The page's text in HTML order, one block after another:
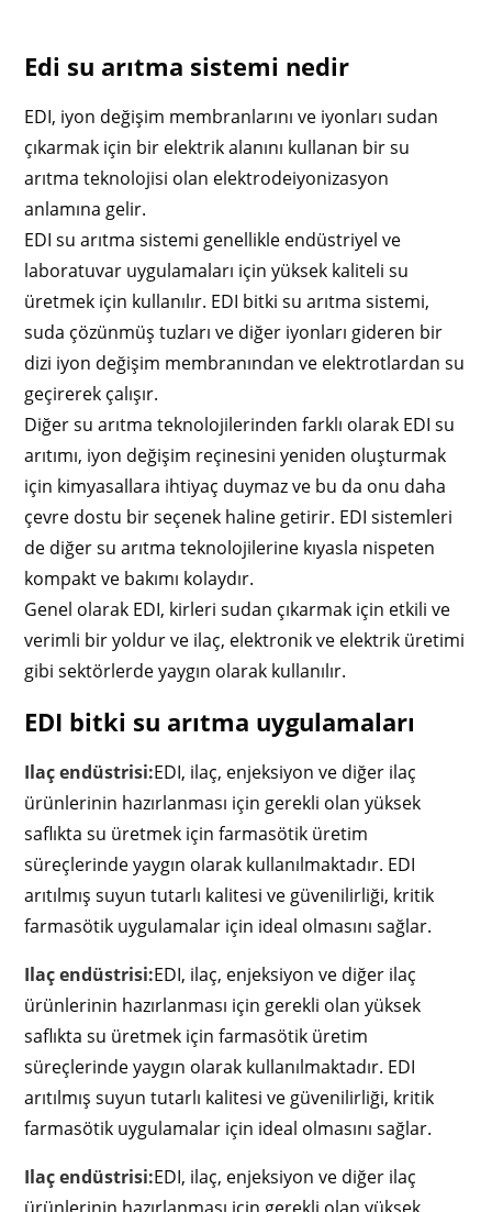
Edi su arıtma sistemi nedir
EDI, iyon değişim membranlarını ve iyonları sudan
çıkarmak için bir elektrik alanını kullanan bir su
arıtma teknolojisi olan elektrodeiyonizasyon
anlamına gelir.
EDI su arıtma sistemi genellikle endüstriyel ve
laboratuvar uygulamaları için yüksek kaliteli su
üretmek için kullanılır. EDI bitki su arıtma sistemi,
suda çözünmüş tuzları ve diğer iyonları gideren bir
dizi iyon değişim membranından ve elektrotlardan su
geçirerek çalışır.
Diğer su arıtma teknolojilerinden farklı olarak EDI su
arıtımı, iyon değişim reçinesini yeniden oluşturmak
için kimyasallara ihtiyaç duymaz ve bu da onu daha
çevre dostu bir seçenek haline getirir. EDI sistemleri
de diğer su arıtma teknolojilerine kıyasla nispeten
kompakt ve bakımı kolaydır.
Genel olarak EDI, kirleri sudan çıkarmak için etkili ve
verimli bir yoldur ve ilaç, elektronik ve elektrik üretimi
gibi sektörlerde yaygın olarak kullanılır.
EDI bitki su arıtma uygulamaları
Ilaç endüstrisi:EDI, ilaç, enjeksiyon ve diğer ilaç
ürünlerinin hazırlanması için gerekli olan yüksek
saflıkta su üretmek için farmasötik üretim
süreçlerinde yaygın olarak kullanılmaktadır. EDI
arıtılmış suyun tutarlı kalitesi ve güvenilirliği, kritik
farmasötik uygulamalar için ideal olmasını sağlar.
Ilaç endüstrisi:EDI, ilaç, enjeksiyon ve diğer ilaç
ürünlerinin hazırlanması için gerekli olan yüksek
saflıkta su üretmek için farmasötik üretim
süreçlerinde yaygın olarak kullanılmaktadır. EDI
arıtılmış suyun tutarlı kalitesi ve güvenilirliği, kritik
farmasötik uygulamalar için ideal olmasını sağlar.
Ilaç endüstrisi:EDI, ilaç, enjeksiyon ve diğer ilaç